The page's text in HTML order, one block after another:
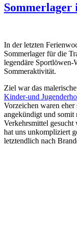
In der letzten
Sommerlager für die
legendäre Sportlöwen-
Sommeraktivität.
Ziel war das
Kinder-und
Vorzeichen waren
angekündigt und somit
Verkehrsmittel gesucht
hat uns unkompliziert
letztendlich nach